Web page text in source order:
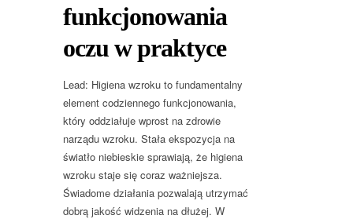
funkcjonowania
oczu w praktyce
Lead: Higiena wzroku to fundamentalny
element codziennego funkcjonowania,
który oddziałuje wprost na zdrowie
narządu wzroku. Stała ekspozycja na
światło niebieskie sprawiają, że higiena
wzroku staje się coraz ważniejsza.
Świadome działania pozwalają utrzymać
dobrą jakość widzenia na dłużej. W